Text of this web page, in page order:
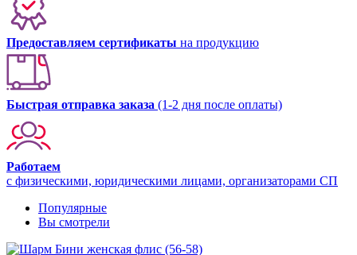
Предоставляем сертификаты на продукцию
Быстрая отправка заказа (1-2 дня после оплаты)
Работаем
с физическими, юридическими лицами, организаторами СП
Популярные
Вы смотрели